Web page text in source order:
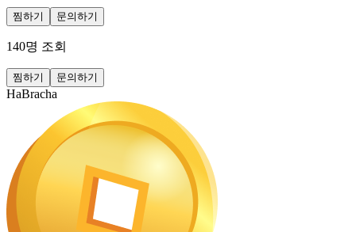
찜하기 문의하기
140명 조회
찜하기 문의하기
HaBracha